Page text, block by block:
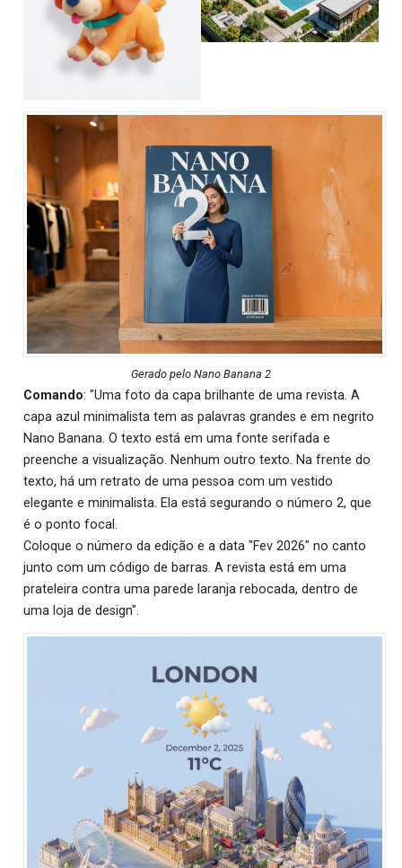
Gerado pelo Nano Banana 2
Comando: "Uma foto da capa brilhante de uma revista. A
capa azul minimalista tem as palavras grandes e em negrito
Nano Banana. O texto está em uma fonte serifada e
preenche a visualização. Nenhum outro texto. Na frente do
texto, há um retrato de uma pessoa com um vestido
elegante e minimalista. Ela está segurando o número 2, que
é o ponto focal.
Coloque o número da edição e a data "Fev 2026" no canto
junto com um código de barras. A revista está em uma
prateleira contra uma parede laranja rebocada, dentro de
uma loja de design".